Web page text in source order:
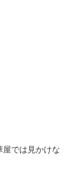
屋では見かけな